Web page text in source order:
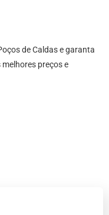
de Caldas e garanta
preços e